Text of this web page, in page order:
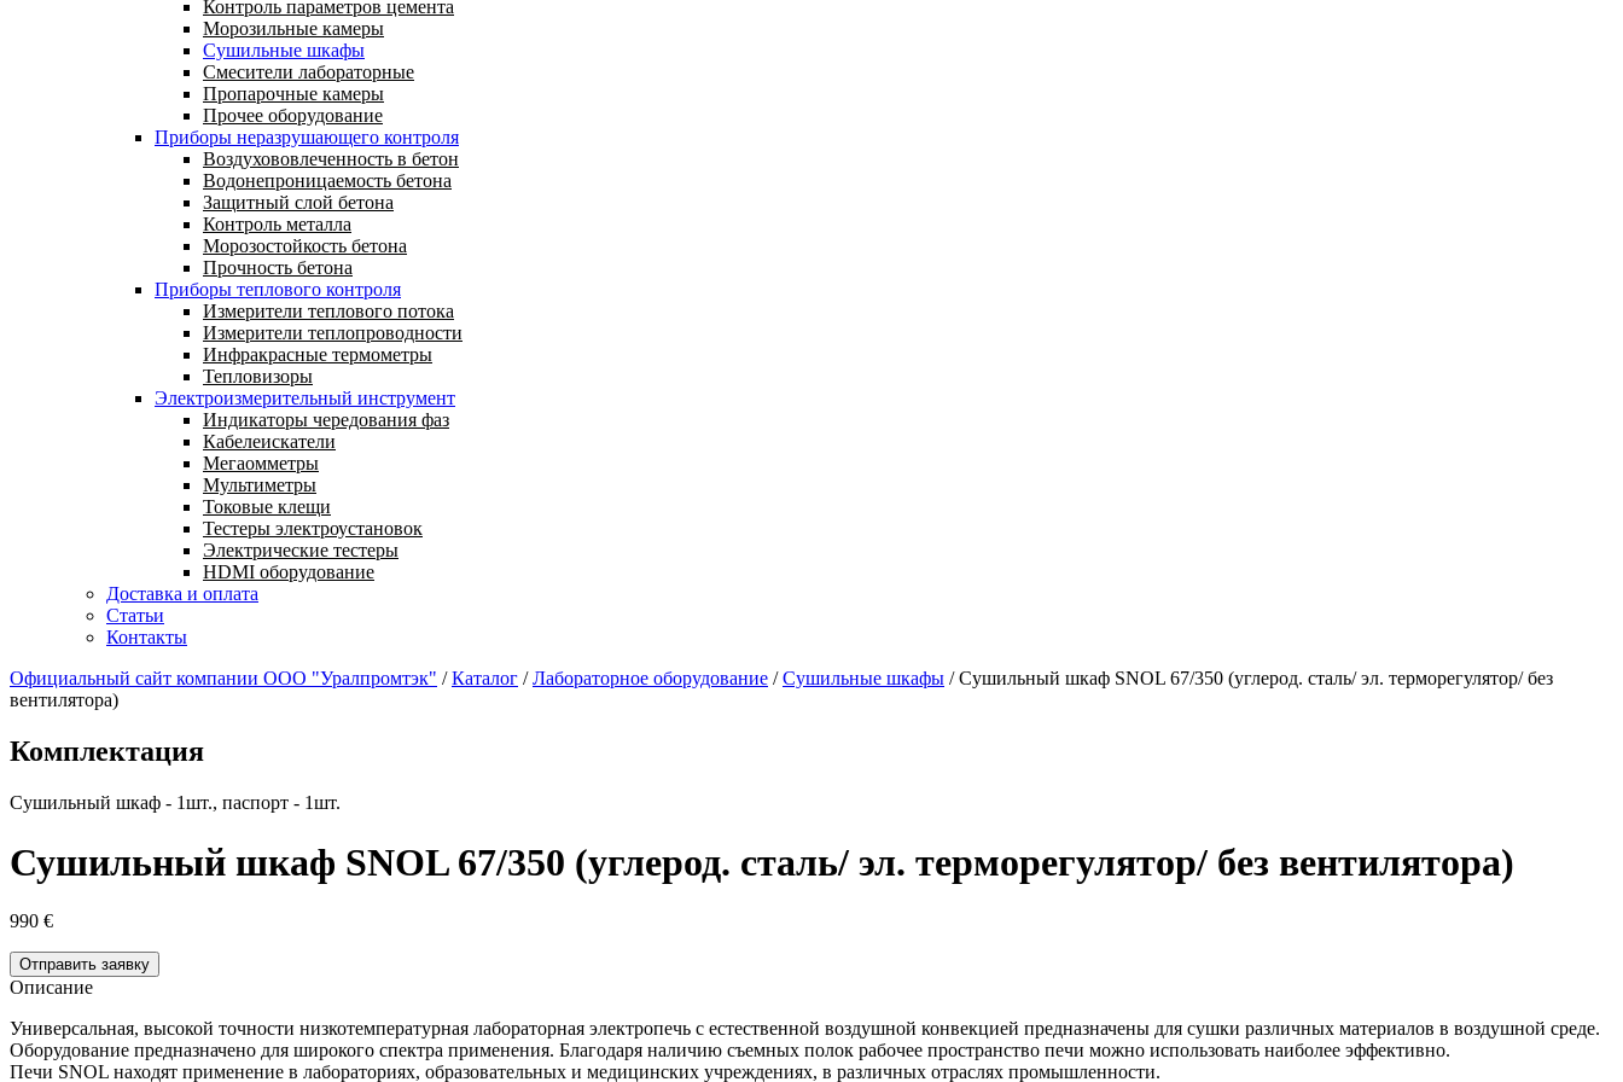
Контроль параметров цемента
Морозильные камеры
Сушильные шкафы
Смесители лабораторные
Пропарочные камеры
Прочее оборудование
Приборы неразрушающего контроля
Воздухововлеченность в бетон
Водонепроницаемость бетона
Защитный слой бетона
Контроль металла
Морозостойкость бетона
Прочность бетона
Приборы теплового контроля
Измерители теплового потока
Измерители теплопроводности
Инфракрасные термометры
Тепловизоры
Электроизмерительный инструмент
Индикаторы чередования фаз
Кабелеискатели
Мегаомметры
Мультиметры
Токовые клещи
Тестеры электроустановок
Электрические тестеры
HDMI оборудование
Доставка и оплата
Статьи
Контакты
Официальный сайт компании ООО "Уралпромтэк" /Каталог /Лабораторное оборудование /Сушильные шкафы /Сушильный шкаф SNOL 67/350 (углерод. сталь/ эл. терморегулятор/ без
вентилятора)
Комплектация
Сушильный шкаф - 1шт., паспорт - 1шт.
Сушильный шкаф SNOL 67/350 (углерод. сталь/ эл. терморегулятор/ без вентилятора)
990 €
Отправить заявку
Описание
Универсальная, высокой точности низкотемпературная лабораторная электропечь с естественной воздушной конвекцией предназначены для сушки различных материалов в воздушной среде.
Оборудование предназначено для широкого спектра применения. Благодаря наличию съемных полок рабочее пространство печи можно использовать наиболее эффективно.
Печи SNOL находят применение в лабораториях, образовательных и медицинских учреждениях, в различных отраслях промышленности.